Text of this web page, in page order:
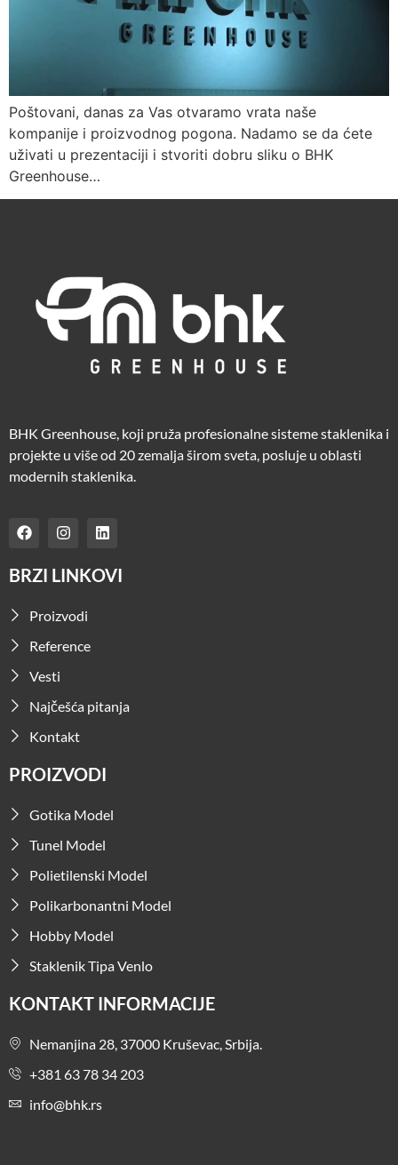
Poštovani, danas za Vas otvaramo vrata naše
kompanije i proizvodnog pogona. Nadamo se da ćete
uživati u prezentaciji i stvoriti dobru sliku o BHK
Greenhouse…
BHK Greenhouse, koji pruža profesionalne sisteme staklenika i
projekte u više od 20 zemalja širom sveta, posluje u oblasti
modernih staklenika.
BRZI LINKOVI
Proizvodi
Reference
Vesti
Najčešća pitanja
Kontakt
PROIZVODI
Gotika Model
Tunel Model
Polietilenski Model
Polikarbonantni Model
Hobby Model
Staklenik Tipa Venlo
KONTAKT INFORMACIJE
Nemanjina 28, 37000 Kruševac, Srbija.
+381 63 78 34 203
info@bhk.rs